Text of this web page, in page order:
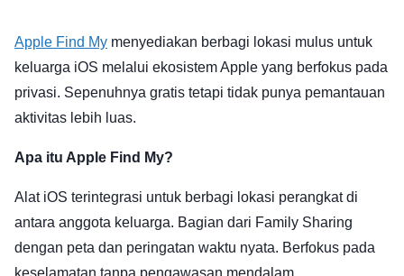
Apple Find My menyediakan berbagi lokasi mulus untuk
keluarga iOS melalui ekosistem Apple yang berfokus pada
privasi. Sepenuhnya gratis tetapi tidak punya pemantauan
aktivitas lebih luas.
Apa itu Apple Find My?
Alat iOS terintegrasi untuk berbagi lokasi perangkat di
antara anggota keluarga. Bagian dari Family Sharing
dengan peta dan peringatan waktu nyata. Berfokus pada